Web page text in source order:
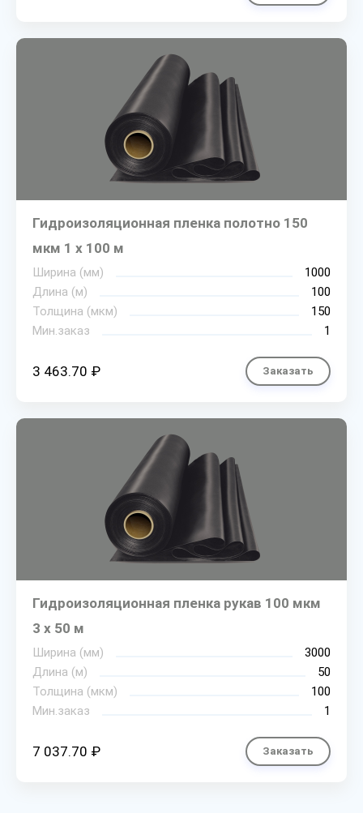
Гидроизоляционная пленка полотно 150
мкм 1 х 100 м
Ширина (мм)
1000
Длина (м)
100
Толщина (мкм)
150
Мин.заказ
1
3 463.70 ₽ Заказать
Гидроизоляционная пленка рукав 100 мкм
3 х 50 м
Ширина (мм)
3000
Длина (м)
50
Толщина (мкм)
100
Мин.заказ
1
7 037.70 ₽ Заказать